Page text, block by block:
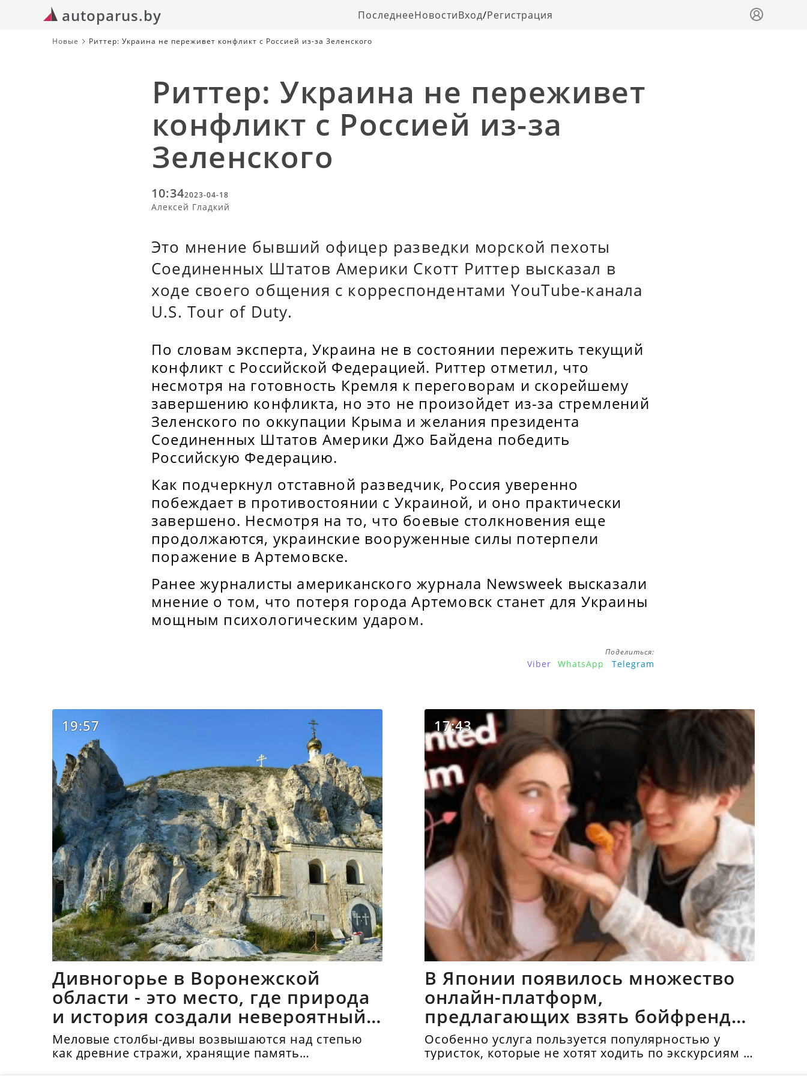
autoparus.by ПоследнееНовостиВход/Регистрация
Новые Риттер: Украина не переживет конфликт с Россией из-за Зеленского
Риттер: Украина не переживет
конфликт с Россией из-за
Зеленского
10:342023-04-18
Алексей Гладкий
Это мнение бывший офицер разведки морской пехоты
Соединенных Штатов Америки Скотт Риттер высказал в
ходе своего общения с корреспондентами YouTube-канала
U.S. Tour of Duty.
По словам эксперта, Украина не в состоянии пережить текущий
конфликт с Российской Федерацией. Риттер отметил, что
несмотря на готовность Кремля к переговорам и скорейшему
завершению конфликта, но это не произойдет из-за стремлений
Зеленского по оккупации Крыма и желания президента
Соединенных Штатов Америки Джо Байдена победить
Российскую Федерацию.
Как подчеркнул отставной разведчик, Россия уверенно
побеждает в противостоянии с Украиной, и оно практически
завершено. Несмотря на то, что боевые столкновения еще
продолжаются, украинские вооруженные силы потерпели
поражение в Артемовске.
Ранее журналисты американского журнала Newsweek высказали
мнение о том, что потеря города Артемовск станет для Украины
мощным психологическим ударом.
Поделиться:
Viber WhatsApp Telegram
19:57
Дивногорье в Воронежской
области - это место, где природа
и история создали невероятный
синтез
Меловые столбы-дивы возвышаются над степью
как древние стражи, хранящие память
17:43
В Японии появилось множество
онлайн-платформ,
предлагающих взять бойфрендов
напрокат
Особенно услуга пользуется популярностью у
туристок, которые не хотят ходить по экскурсиям и